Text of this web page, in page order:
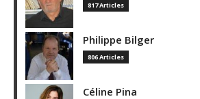
817 Articles
Philippe Bilger
806 Articles
Céline Pina